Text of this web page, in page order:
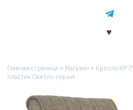
Главная страница » Магазин » Кресло КР-
пластик Светло серый